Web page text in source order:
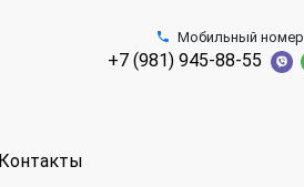
Мобильный номер
+7 (981) 945-88-55
Контакты